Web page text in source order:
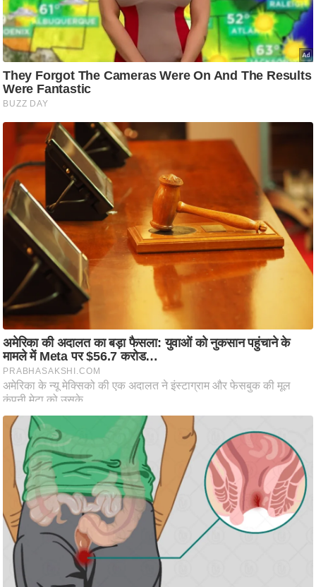
.
आ
ई
.
चा
य
प
र
स
मी
क्षा
ध
ज्यो
ति
ष
प्र
भु
म
हि
मा
ध
स्थ
ल
व्र
त
त्यो
र